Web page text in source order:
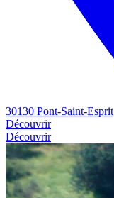
30130 Pont-Saint-Esprit
Découvrir
Découvrir